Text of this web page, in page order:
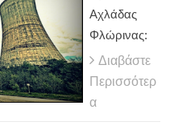
Αχλάδας
Φλώρινας:
Διαβάστε
Περισσότερ
α